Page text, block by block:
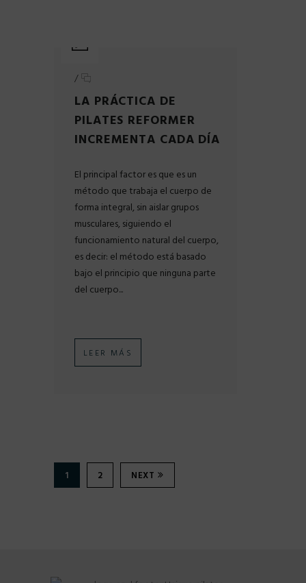
/
LA PRÁCTICA DE
PILATES REFORMER
INCREMENTA CADA DÍA
El principal factor es que es un
método que trabaja el cuerpo de
forma integral, sin aislar grupos
musculares, siguiendo el
funcionamiento natural del cuerpo,
es decir: el método está basado
bajo el principio que ninguna parte
del cuerpo...
LEER MÁS
1 2 NEXT